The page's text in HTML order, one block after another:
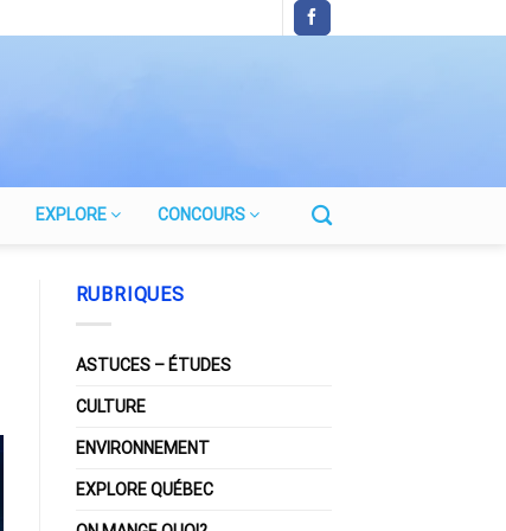
EXPLORE CONCOURS
RUBRIQUES
ASTUCES – ÉTUDES
CULTURE
ENVIRONNEMENT
EXPLORE QUÉBEC